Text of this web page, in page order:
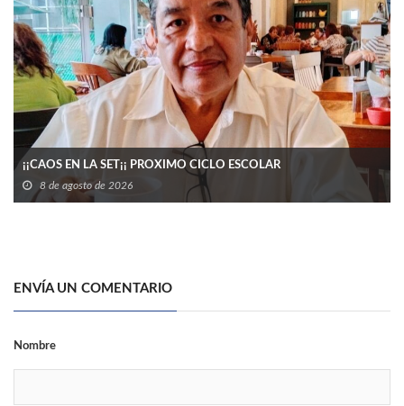
¡¡CAOS EN LA SET¡¡ PROXIMO CICLO ESCOLAR
8 de agosto de 2026
ENVÍA UN COMENTARIO
Nombre